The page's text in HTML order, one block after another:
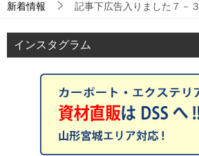
新着情報
記事下広告入りました７－３
インスタグラム